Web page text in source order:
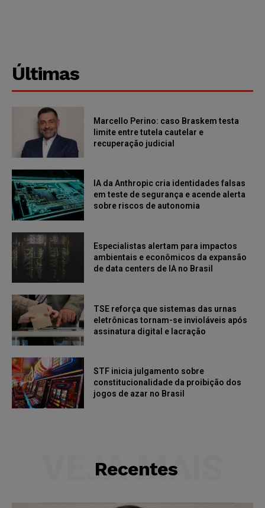
Últimas
Marcello Perino: caso Braskem testa
limite entre tutela cautelar e
recuperação judicial
IA da Anthropic cria identidades falsas
em teste de segurança e acende alerta
sobre riscos de autonomia
Especialistas alertam para impactos
ambientais e econômicos da expansão
de data centers de IA no Brasil
TSE reforça que sistemas das urnas
eletrônicas tornam-se invioláveis após
assinatura digital e lacração
STF inicia julgamento sobre
constitucionalidade da proibição dos
jogos de azar no Brasil
Recentes
VEJA MAIS